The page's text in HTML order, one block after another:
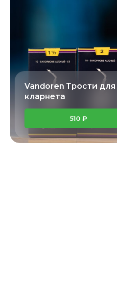
Vandoren Трости для
кларнета
510 ₽